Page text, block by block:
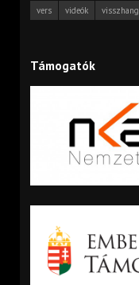
vers
videók visszhang
Támogatók